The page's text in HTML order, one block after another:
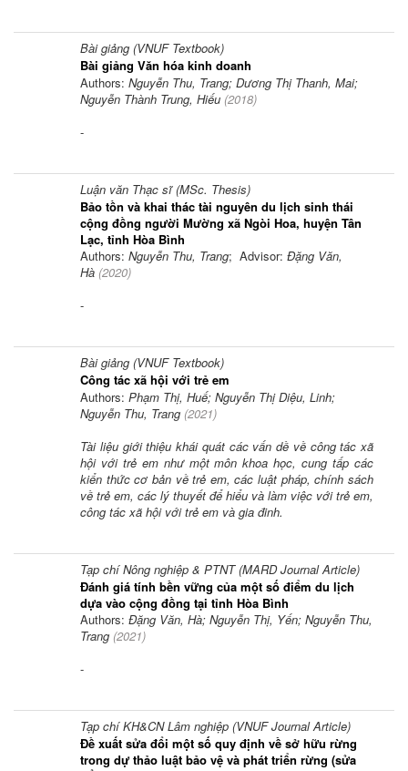
Bài giảng (VNUF Textbook)
Bài giảng Văn hóa kinh doanh
Authors: Nguyễn Thu, Trang; Dương Thị Thanh, Mai;
Nguyễn Thành Trung, Hiếu (2018)
-
Luận văn Thạc sĩ (MSc. Thesis)
Bảo tồn và khai thác tài nguyên du lịch sinh thái
cộng đồng người Mường xã Ngòi Hoa, huyện Tân
Lạc, tỉnh Hòa Bình
Authors: Nguyễn Thu, Trang; Advisor: Đặng Văn,
Hà (2020)
-
Bài giảng (VNUF Textbook)
Công tác xã hội với trẻ em
Authors: Phạm Thị, Huế; Nguyễn Thị Diệu, Linh;
Nguyễn Thu, Trang (2021)
Tài liệu giới thiệu khái quát các vấn dề về công tác xã
hội với trẻ em như một môn khoa học, cung tấp các
kiển thức cơ bản về trẻ em, các luật pháp, chính sách
về trẻ em, các lý thuyết để hiểu và làm việc với trẻ em,
công tác xã hội với trẻ em và gia đinh.
Tạp chí Nông nghiệp & PTNT (MARD Journal Article)
Đánh giá tính bền vững của một số điểm du lịch
dựa vào cộng đồng tại tỉnh Hòa Bình
Authors: Đặng Văn, Hà; Nguyễn Thị, Yến; Nguyễn Thu,
Trang (2021)
-
Tạp chí KH&CN Lâm nghiệp (VNUF Journal Article)
Đề xuất sửa đổi một số quy định về sở hữu rừng
trong dự thảo luật bảo vệ và phát triển rừng (sửa